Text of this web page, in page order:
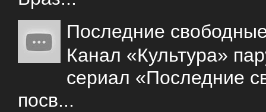
Последние
Канал «Культура»
сериал «Последние
посв...